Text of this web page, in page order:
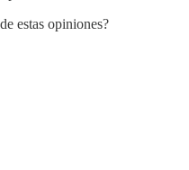
estas opiniones?